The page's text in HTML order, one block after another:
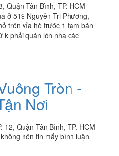
Quận Tân Bình, TP. HCM
ở 519 Nguyễn Tri Phương,
trên vỉa hè trước 1 tạm bán
k phải quán lớn nha các
Tròn -
Nơi